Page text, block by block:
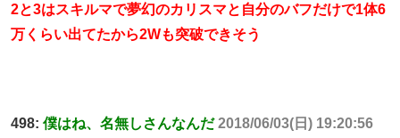
2と3はスキルマで夢幻のカリスマと自分のバフだけで1体6
万くらい出てたから2Wも突破できそう
498: 僕はね、名無しさんなんだ 2018/06/03(日) 19:20:56